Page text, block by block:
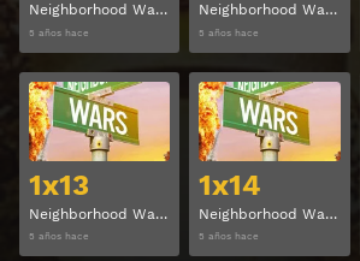
Neighborhood Wars Temporada 1 Capitulo 10
5 años hace
Neighborhood Wars Temporada 1 Capitulo 11
5 años hace
1x13
Neighborhood Wars Temporada 1 Capitulo 13
5 años hace
Ver
1x14
Neighborhood Wars Temporada 1 Capitulo 14
5 años hace